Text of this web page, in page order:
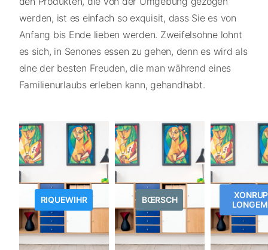
werden, ist es einfach so exquisit, dass Sie es von
Anfang bis Ende lieben werden. Zweifelsohne lohnt
es sich, in Senones essen zu gehen, denn es wird als
eine der besten Freuden, die man während eines
Familienurlaubs erleben kann, gehandhabt.
RIQUEWIHR BŒRSCH